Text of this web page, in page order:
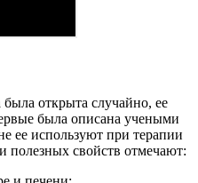
открыта случайно, ее
была описана учеными
ее используют при терапии
полезных свойств отмечают: